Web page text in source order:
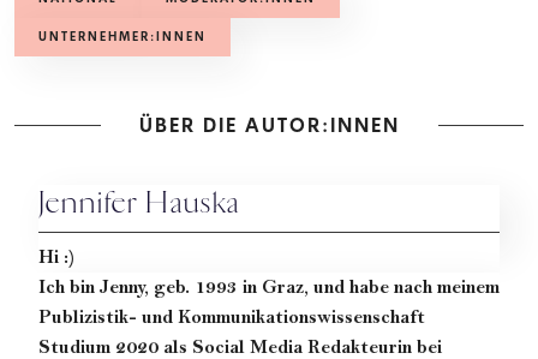
UNTERNEHMER:INNEN
ÜBER DIE AUTOR:INNEN
Jennifer Hauska
Hi :)
Ich bin Jenny, geb. 1993 in Graz, und habe nach meinem
Publizistik- und Kommunikationswissenschaft
Studium 2020 als Social Media Redakteurin bei